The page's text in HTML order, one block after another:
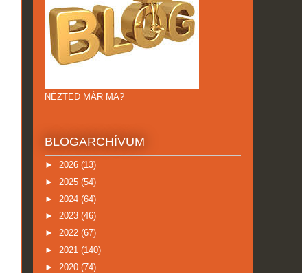
NÉZTED MÁR MA?
BLOGARCHÍVUM
► 2026 (13)
► 2025 (54)
► 2024 (64)
► 2023 (46)
► 2022 (67)
► 2021 (140)
► 2020 (74)